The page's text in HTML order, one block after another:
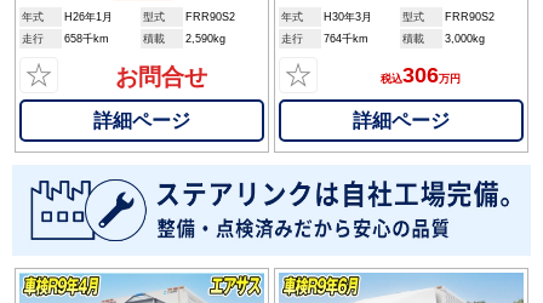
年式 H26年1月 型式
FRR90S2
走行
658千km 積載 2,590kg
☆ お問合せ
詳細ページ
年式 H30年3月 型式
FRR90S2
走行
764千km 積載 3,000kg
☆ 税込306万円
詳細ページ